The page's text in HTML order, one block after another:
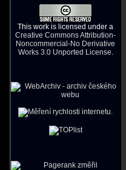
This work is licensed under a
Creative Commons Attribution-
Noncommercial-No Derivative
Works 3.0 Unported License.